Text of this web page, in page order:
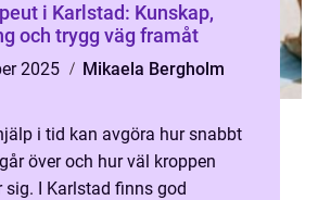
i Karlstad: Kunskap,
och trygg väg framåt
2025
Mikaela Bergholm
i tid kan avgöra hur snabbt
över och hur väl kroppen
sig. I Karlstad finns god